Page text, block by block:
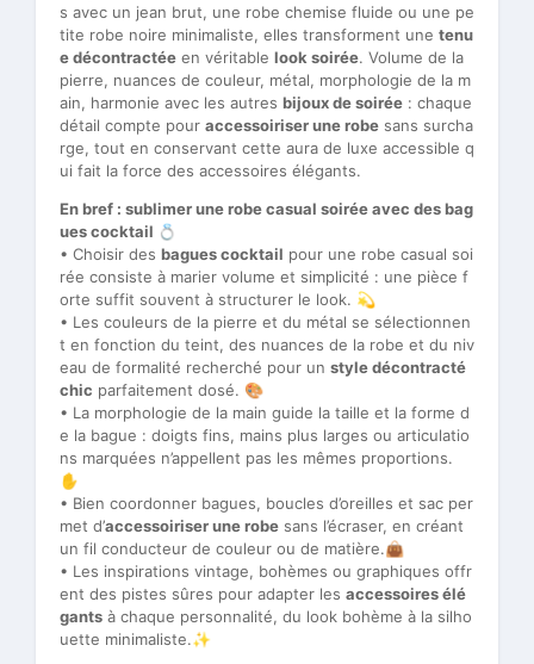
s avec un jean brut, une robe chemise fluide ou une pe
tite robe noire minimaliste, elles transforment une tenu
e décontractée en véritable look soirée. Volume de la
pierre, nuances de couleur, métal, morphologie de la m
ain, harmonie avec les autres bijoux de soirée : chaque
détail compte pour accessoiriser une robe sans surcha
rge, tout en conservant cette aura de luxe accessible q
ui fait la force des accessoires élégants.
En bref : sublimer une robe casual soirée avec des bag
ues cocktail 💍
• Choisir des bagues cocktail pour une robe casual soi
rée consiste à marier volume et simplicité : une pièce f
orte suffit souvent à structurer le look. 💫
• Les couleurs de la pierre et du métal se sélectionnen
t en fonction du teint, des nuances de la robe et du niv
eau de formalité recherché pour un style décontracté
chic parfaitement dosé. 🎨
• La morphologie de la main guide la taille et la forme d
e la bague : doigts fins, mains plus larges ou articulatio
ns marquées n’appellent pas les mêmes proportions.
✋
• Bien coordonner bagues, boucles d’oreilles et sac per
met d’accessoiriser une robe sans l’écraser, en créant
un fil conducteur de couleur ou de matière.👜
• Les inspirations vintage, bohèmes ou graphiques offr
ent des pistes sûres pour adapter les accessoires élé
gants à chaque personnalité, du look bohème à la silho
uette minimaliste.✨